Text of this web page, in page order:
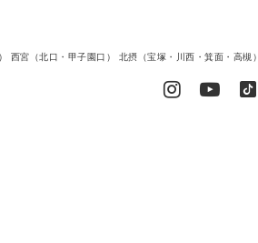
宮（北口・甲子園口） 北摂（宝塚・川西・箕面・高槻）